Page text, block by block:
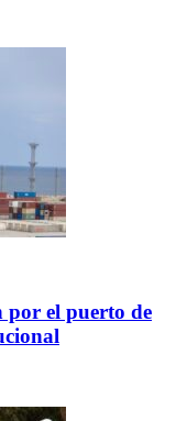
por el puerto de